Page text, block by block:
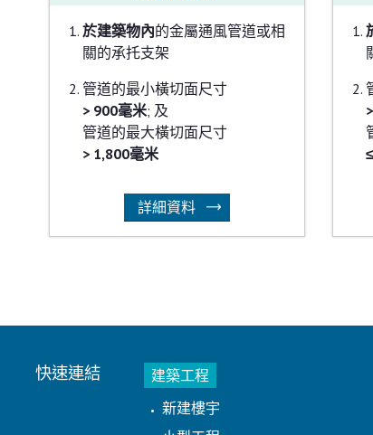
於建築物內的金屬通風管道或相
關的承托支架
管道的最小橫切面尺寸
> 900毫米; 及
管道的最大橫切面尺寸
> 1,800毫米
詳細資料
快速連結
建築工程
新建樓宇